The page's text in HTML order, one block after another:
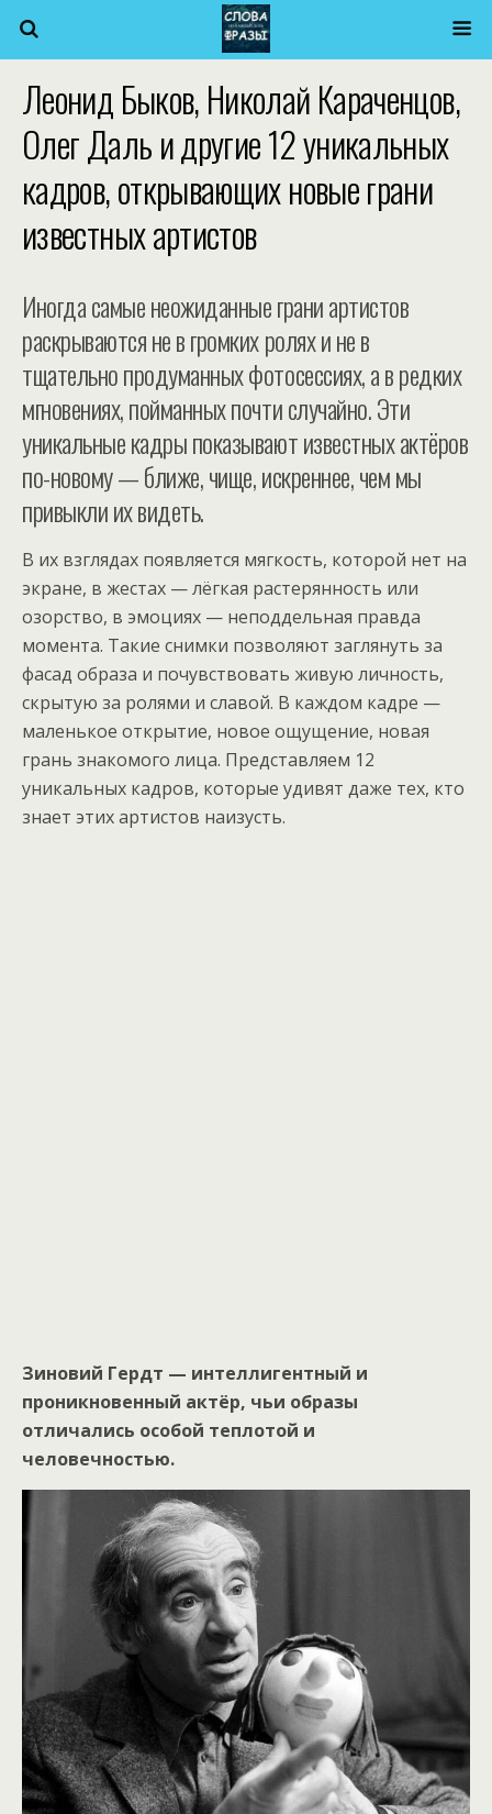
Леонид Быков, Николай Караченцов,
Олег Даль и другие 12 уникальных
кадров, открывающих новые грани
известных артистов
Иногда самые неожиданные грани артистов
раскрываются не в громких ролях и не в
тщательно продуманных фотосессиях, а в редких
мгновениях, пойманных почти случайно. Эти
уникальные кадры показывают известных актёров
по-новому — ближе, чище, искреннее, чем мы
привыкли их видеть.
В их взглядах появляется мягкость, которой нет на
экране, в жестах — лёгкая растерянность или
озорство, в эмоциях — неподдельная правда
момента. Такие снимки позволяют заглянуть за
фасад образа и почувствовать живую личность,
скрытую за ролями и славой. В каждом кадре —
маленькое открытие, новое ощущение, новая
грань знакомого лица. Представляем 12
уникальных кадров, которые удивят даже тех, кто
знает этих артистов наизусть.
Зиновий Гердт — интеллигентный и
проникновенный актёр, чьи образы
отличались особой теплотой и
человечностью.